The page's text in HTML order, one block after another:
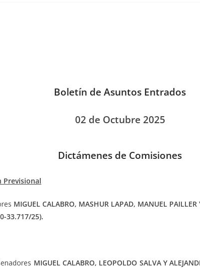
Boletín de Asuntos Entrados
02 de Octubre 2025
Dictámenes de Comisiones
Previsional
MIGUEL CALABRO, MASHUR LAPAD, MANUEL PAILLER
33.717/25).
MIGUEL CALABRO, LEOPOLDO SALVA Y